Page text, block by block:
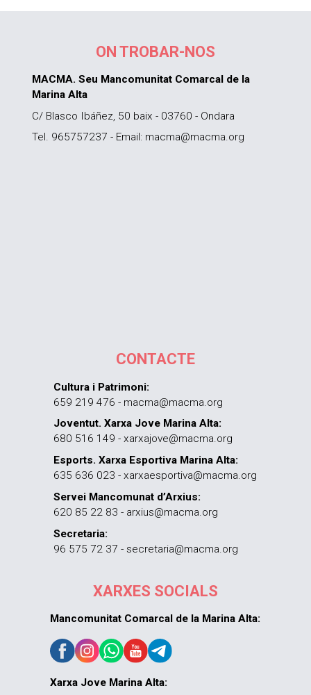
ON TROBAR-NOS
MACMA. Seu Mancomunitat Comarcal de la
Marina Alta
C/ Blasco Ibáñez, 50 baix - 03760 - Ondara
Tel. 965757237 - Email: macma@macma.org
CONTACTE
Cultura i Patrimoni:
659 219 476 - macma@macma.org
Joventut. Xarxa Jove Marina Alta:
680 516 149 - xarxajove@macma.org
Esports. Xarxa Esportiva Marina Alta:
635 636 023 - xarxaesportiva@macma.org
Servei Mancomunat d’Arxius:
620 85 22 83 - arxius@macma.org
Secretaria:
96 575 72 37 - secretaria@macma.org
XARXES SOCIALS
Mancomunitat Comarcal de la Marina Alta:
Xarxa Jove Marina Alta: